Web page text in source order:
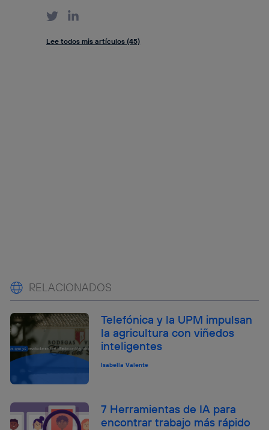
Lee todos mis artículos (45)
RELACIONADOS
Telefónica y la UPM impulsan
la agricultura con viñedos
inteligentes
Isabella Valente
7 Herramientas de IA para
encontrar trabajo más rápido